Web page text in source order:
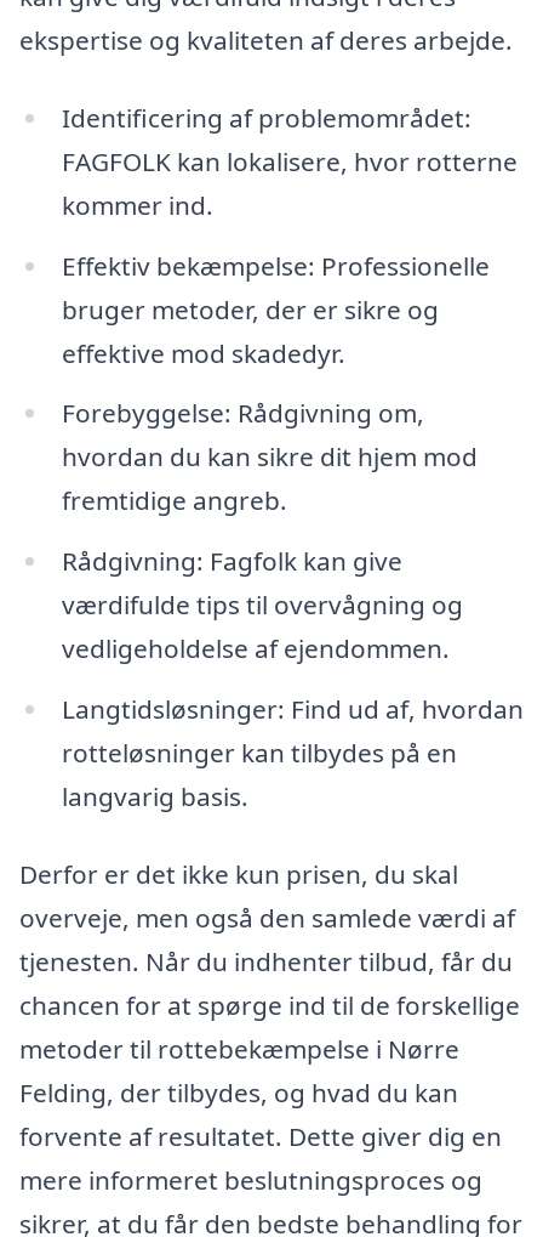
ekspertise og kvaliteten af deres arbejde.
Identificering af problemområdet:
FAGFOLK kan lokalisere, hvor rotterne
kommer ind.
Effektiv bekæmpelse: Professionelle
bruger metoder, der er sikre og
effektive mod skadedyr.
Forebyggelse: Rådgivning om,
hvordan du kan sikre dit hjem mod
fremtidige angreb.
Rådgivning: Fagfolk kan give
værdifulde tips til overvågning og
vedligeholdelse af ejendommen.
Langtidsløsninger: Find ud af, hvordan
rotteløsninger kan tilbydes på en
langvarig basis.
Derfor er det ikke kun prisen, du skal
overveje, men også den samlede værdi af
tjenesten. Når du indhenter tilbud, får du
chancen for at spørge ind til de forskellige
metoder til rottebekæmpelse i Nørre
Felding, der tilbydes, og hvad du kan
forvente af resultatet. Dette giver dig en
mere informeret beslutningsproces og
sikrer, at du får den bedste behandling for